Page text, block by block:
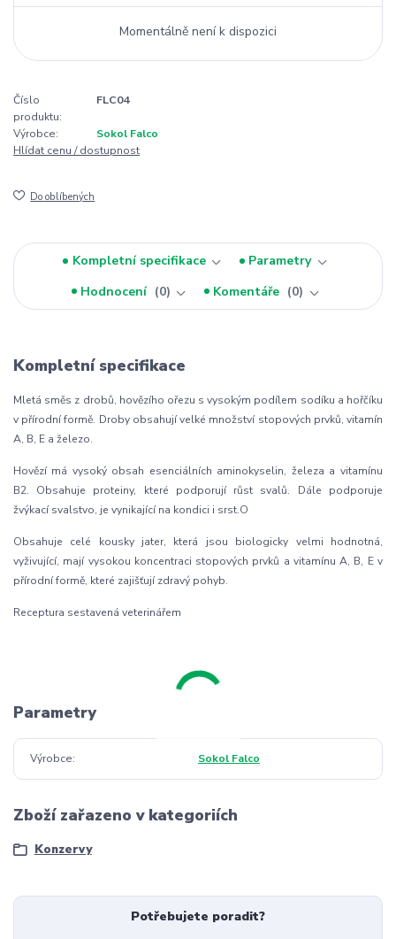
Momentálně není k dispozici
Číslo
produktu:
FLC04
Výrobce:
Sokol Falco
Hlídat cenu / dostupnost
Do oblíbených
Kompletní specifikace
Parametry
Hodnocení
0 Komentáře 0
Kompletní specifikace
Mletá směs z drobů, hovězího ořezu s vysokým podílem sodíku a hořčíku
v přírodní formě. Droby obsahují velké množství stopových prvků, vitamín
A, B, E a železo.
Hovězí má vysoký obsah esenciálních aminokyselin, železa a vitamínu
B2. Obsahuje proteiny, které podporují růst svalů. Dále podporuje
žvýkací svalstvo, je vynikající na kondici i srst.O
Obsahuje celé kousky jater, která jsou biologicky velmi hodnotná,
vyživující, mají vysokou koncentraci stopových prvků a vitamínu A, B, E v
přírodní formě, které zajišťují zdravý pohyb.
Receptura sestavená veterinářem
Parametry
Výrobce Sokol Falco
Zboží zařazeno v kategoriích
Konzervy
Potřebujete poradit?